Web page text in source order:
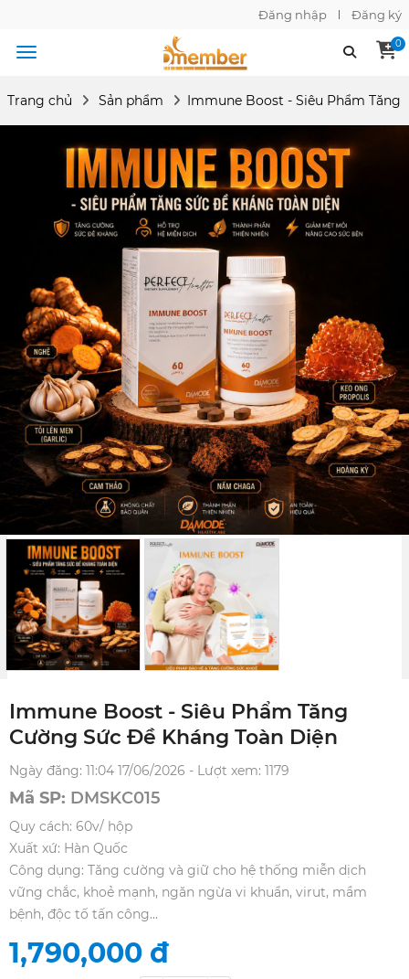
Đăng nhập Đăng ký
0
Trang chủ Sản phẩm Immune Boost - Siêu Phẩm Tăng
Immune Boost - Siêu Phẩm Tăng
Cường Sức Đề Kháng Toàn Diện
Ngày đăng: 11:04 17/06/2026 - Lượt xem: 1179
Mã SP: DMSKC015
Quy cách: 60v/ hộp
Xuất xứ: Hàn Quốc
Công dụng: Tăng cường và giữ cho hệ thống miễn dịch
vững chắc, khoẻ mạnh, ngăn ngừa vi khuẩn, virut, mầm
bệnh, độc tố tấn công...
1,790,000 đ